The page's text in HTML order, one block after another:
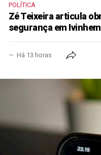
POLÍTICA
Zé Teixeira articula
segurança em
Há 13 horas